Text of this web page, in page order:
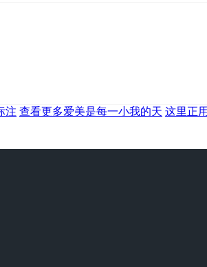
注 查看更多爱美是每一小我的天 这里正